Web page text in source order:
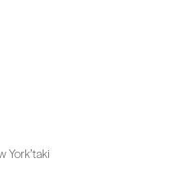
ve The New York Pilates
York’taki